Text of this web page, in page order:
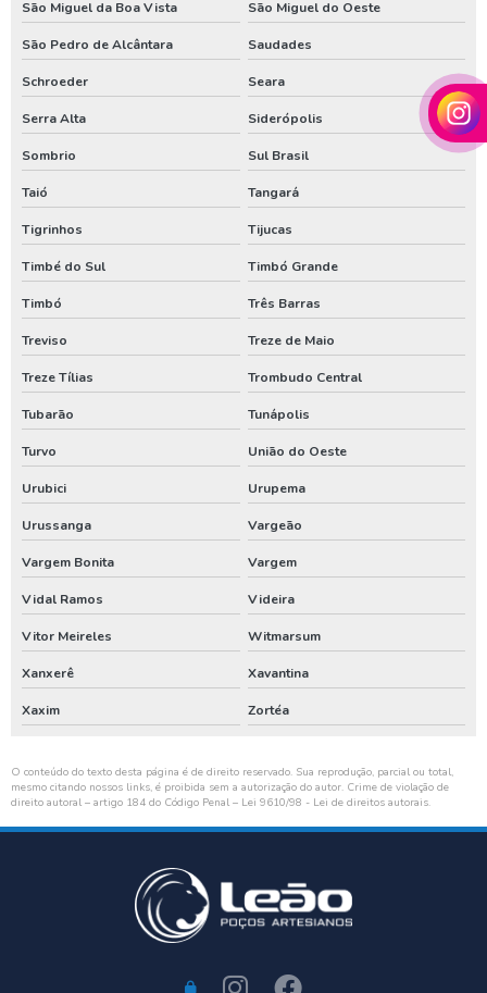
Perfurador de poço em santa catarina
Perfurador de poço no parana
Perfurador de poço no rio grande do sul
Perfuração de poço em santa catarina
Valor de poço artesiano no parana
Venda de poço artesiano em santa catarina
Venda de poço artesiano no parana
São Miguel da Boa Vista São Miguel do Oeste
São Pedro de Alcântara Saudades
Schroeder Seara
Serra Alta Siderópolis
Sombrio Sul Brasil
Taió Tangará
Tigrinhos Tijucas
Timbé do Sul Timbó Grande
Timbó Três Barras
Treviso Treze de Maio
Treze Tílias Trombudo Central
Tubarão Tunápolis
Turvo União do Oeste
Urubici Urupema
Urussanga Vargeão
Vargem Bonita Vargem
Vidal Ramos Videira
Vitor Meireles Witmarsum
Xanxerê Xavantina
Xaxim Zortéa
O conteúdo do texto desta página é de direito reservado. Sua reprodução, parcial ou total,
mesmo citando nossos links, é proibida sem a autorização do autor. Crime de violação de
direito autoral – artigo 184 do Código Penal – Lei 9610/98 - Lei de direitos autorais.